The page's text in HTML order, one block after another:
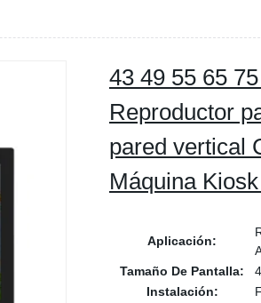
43 49 55 65
Reproductor
pared vertical
Máquina
Aplicación:
Tamaño De Pantalla:
Instalación: